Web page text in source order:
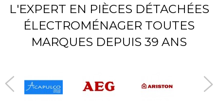
L'EXPERT EN PIÈCES DÉTACHÉES
ÉLECTROMÉNAGER TOUTES
MARQUES DEPUIS 39 ANS